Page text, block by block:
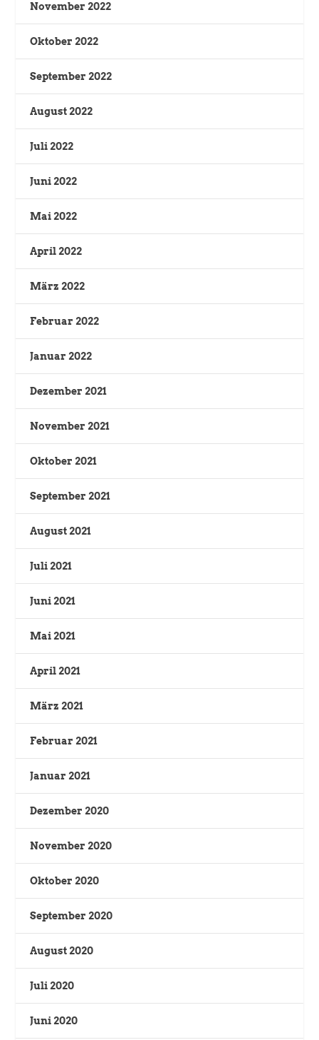
November 2022
Oktober 2022
September 2022
August 2022
Juli 2022
Juni 2022
Mai 2022
April 2022
März 2022
Februar 2022
Januar 2022
Dezember 2021
November 2021
Oktober 2021
September 2021
August 2021
Juli 2021
Juni 2021
Mai 2021
April 2021
März 2021
Februar 2021
Januar 2021
Dezember 2020
November 2020
Oktober 2020
September 2020
August 2020
Juli 2020
Juni 2020